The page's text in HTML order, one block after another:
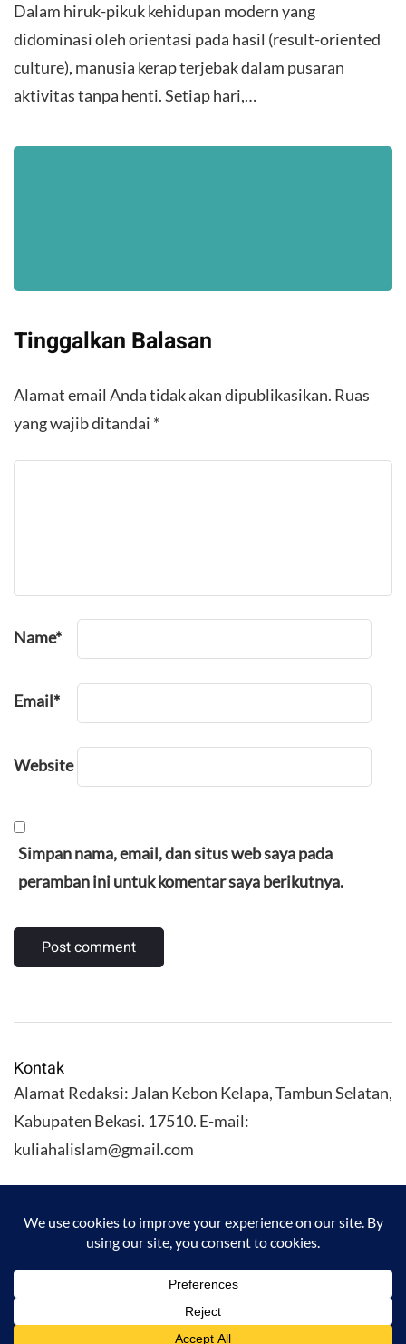
Dalam hiruk-pikuk kehidupan modern yang
didominasi oleh orientasi pada hasil (result-oriented
culture), manusia kerap terjebak dalam pusaran
aktivitas tanpa henti. Setiap hari,…
Tinggalkan Balasan
Alamat email Anda tidak akan dipublikasikan. Ruas
yang wajib ditandai *
Name*
Email*
Website
Simpan nama, email, dan situs web saya pada
peramban ini untuk komentar saya berikutnya.
Kontak
Alamat Redaksi: Jalan Kebon Kelapa, Tambun Selatan,
Kabupaten Bekasi. 17510. E-mail:
kuliahalislam@gmail.com
KULIAHALISLAM.COM Copyright (C) 2026